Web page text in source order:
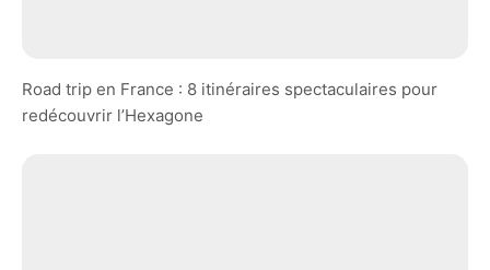
Road trip en France : 8 itinéraires spectaculaires pour
redécouvrir l’Hexagone